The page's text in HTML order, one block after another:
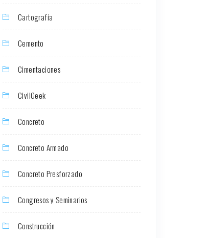
Cartografía
Cemento
Cimentaciones
CivilGeek
Concreto
Concreto Armado
Concreto Presforzado
Congresos y Seminarios
Construcción